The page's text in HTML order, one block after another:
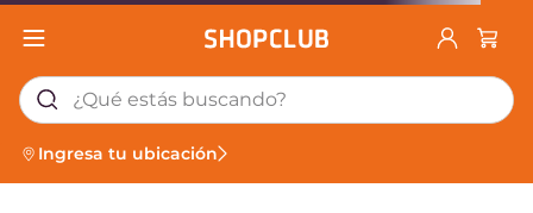
¿Qué estás buscando?
Ingresa tu ubicación